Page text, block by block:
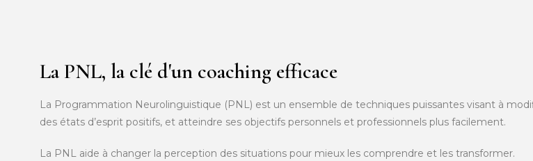
La PNL, la clé d'un coaching efficace
La Programmation Neurolinguistique (PNL) est un ensemble de techniques puissantes visant à
des états d’esprit positifs, et atteindre ses objectifs personnels et professionnels plus facilement.
La PNL aide à changer la perception des situations pour mieux les comprendre et les transformer.